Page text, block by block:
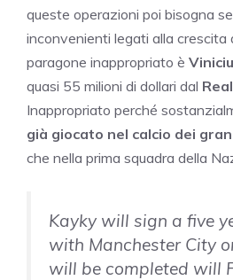
queste operazioni poi bisogna
inconvenienti legati alla crescita
paragone inappropriato è
quasi 55 milioni di dollari dal
Inappropriato perché
già giocato nel calcio dei
che nella prima squadra della
Kayky will sign a five
with Manchester City
will be completed will